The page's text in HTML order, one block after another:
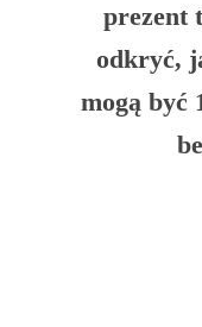
prezent
odkryć,
mogą być